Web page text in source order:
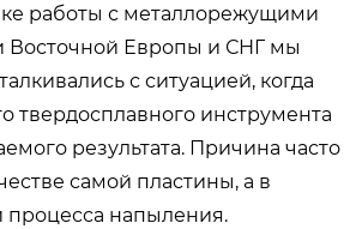
работы с металлорежущими
Восточной Европы и СНГ мы
с ситуацией, когда
твердосплавного инструмента
результата. Причина часто
самой пластины, а в
процесса напыления.